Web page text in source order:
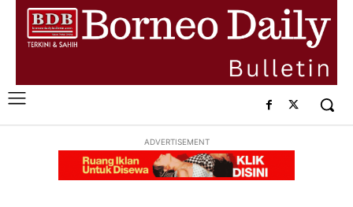
ADVERTISEMENT